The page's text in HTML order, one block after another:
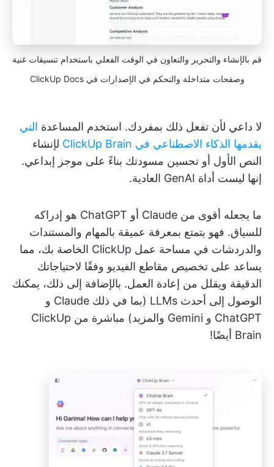
قم بالإنشاء والتحرير والتعاون في الوقت الفعلي باستخدام تنسيقات غنية
وصفحات متداخلة والتحكم في الإصدارات في ClickUp Docs
لا داعي لأن تفعل ذلك بمفردك. استخدم المساعدة التي
يقدمها الذكاء الاصطناعي في ClickUp Brain
لإنشاء
النص الأول أو تحسين مسودتك بناءً على موجز إبداعي.
إنها ليست أداة GenAI العادية.
ما يجعله أقوى من Claude أو ChatGPT هو إدراكه
للسياق. فهو يتمتع بمعرفة عميقة بالمهام والمستندات
والدردشات في مساحة عمل ClickUp الخاصة بك، مما
يساعد على تخصيص مقاطع الفيديو وفقًا لاحتياجاتك
الدقيقة ويقلل من إعادة العمل. بالإضافة إلى ذلك، يمكنك
الوصول إلى أحدث LLMs (بما في ذلك Claude و
ChatGPT و Gemini والمزيد) مباشرة من ClickUp
Brain أيضًا!